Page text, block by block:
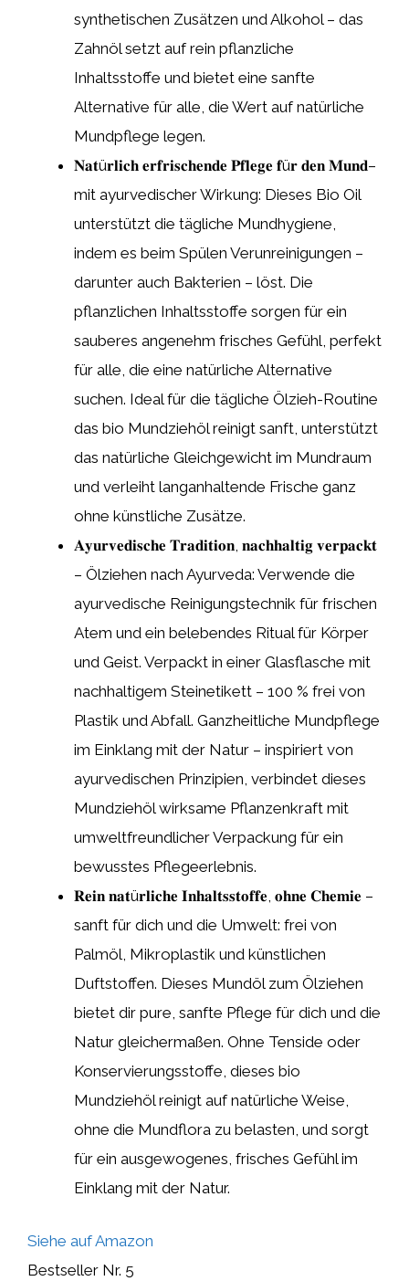
synthetischen Zusätzen und Alkohol – das
Zahnöl setzt auf rein pflanzliche
Inhaltsstoffe und bietet eine sanfte
Alternative für alle, die Wert auf natürliche
Mundpflege legen.
𝐍𝐚𝐭ü𝐫𝐥𝐢𝐜𝐡 𝐞𝐫𝐟𝐫𝐢𝐬𝐜𝐡𝐞𝐧𝐝𝐞 𝐏𝐟𝐥𝐞𝐠𝐞 𝐟ü𝐫 𝐝𝐞𝐧 𝐌𝐮𝐧𝐝–
mit ayurvedischer Wirkung: Dieses Bio Oil
unterstützt die tägliche Mundhygiene,
indem es beim Spülen Verunreinigungen –
darunter auch Bakterien – löst. Die
pflanzlichen Inhaltsstoffe sorgen für ein
sauberes angenehm frisches Gefühl, perfekt
für alle, die eine natürliche Alternative
suchen. Ideal für die tägliche Ölzieh-Routine
das bio Mundziehöl reinigt sanft, unterstützt
das natürliche Gleichgewicht im Mundraum
und verleiht langanhaltende Frische ganz
ohne künstliche Zusätze.
𝐀𝐲𝐮𝐫𝐯𝐞𝐝𝐢𝐬𝐜𝐡𝐞 𝐓𝐫𝐚𝐝𝐢𝐭𝐢𝐨𝐧, 𝐧𝐚𝐜𝐡𝐡𝐚𝐥𝐭𝐢𝐠 𝐯𝐞𝐫𝐩𝐚𝐜𝐤𝐭
– Ölziehen nach Ayurveda: Verwende die
ayurvedische Reinigungstechnik für frischen
Atem und ein belebendes Ritual für Körper
und Geist. Verpackt in einer Glasflasche mit
nachhaltigem Steinetikett – 100 % frei von
Plastik und Abfall. Ganzheitliche Mundpflege
im Einklang mit der Natur – inspiriert von
ayurvedischen Prinzipien, verbindet dieses
Mundziehöl wirksame Pflanzenkraft mit
umweltfreundlicher Verpackung für ein
bewusstes Pflegeerlebnis.
𝐑𝐞𝐢𝐧 𝐧𝐚𝐭ü𝐫𝐥𝐢𝐜𝐡𝐞 𝐈𝐧𝐡𝐚𝐥𝐭𝐬𝐬𝐭𝐨𝐟𝐟𝐞, 𝐨𝐡𝐧𝐞 𝐂𝐡𝐞𝐦𝐢𝐞 –
sanft für dich und die Umwelt: frei von
Palmöl, Mikroplastik und künstlichen
Duftstoffen. Dieses Mundöl zum Ölziehen
bietet dir pure, sanfte Pflege für dich und die
Natur gleichermaßen. Ohne Tenside oder
Konservierungsstoffe, dieses bio
Mundziehöl reinigt auf natürliche Weise,
ohne die Mundflora zu belasten, und sorgt
für ein ausgewogenes, frisches Gefühl im
Einklang mit der Natur.
Siehe auf Amazon
Bestseller Nr. 5